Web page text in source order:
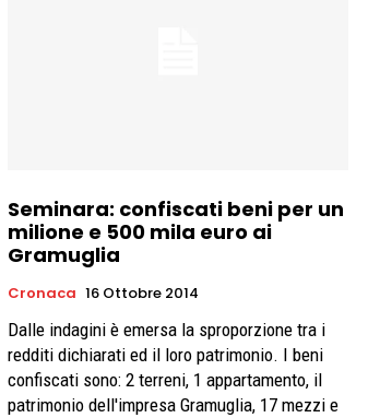
Seminara: confiscati beni per un
milione e 500 mila euro ai
Gramuglia
Cronaca 16 Ottobre 2014
Dalle indagini è emersa la sproporzione tra i
redditi dichiarati ed il loro patrimonio. I beni
confiscati sono: 2 terreni, 1 appartamento, il
patrimonio dell'impresa Gramuglia, 17 mezzi e